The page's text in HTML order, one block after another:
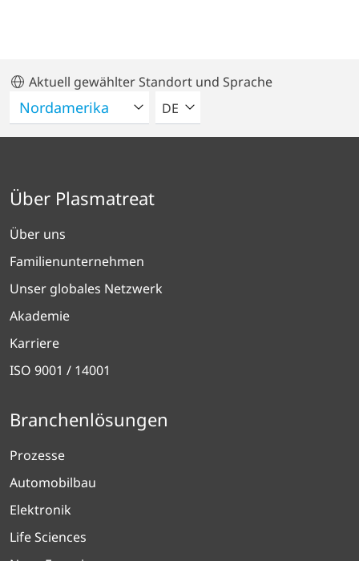
Aktuell gewählter Standort und Sprache
BITTE WÄHLEN SIE EINE
DE
Über Plasmatreat
Über uns
Familienunternehmen
Unser globales Netzwerk
Akademie
Karriere
ISO 9001 / 14001
Branchenlösungen
Prozesse
Automobilbau
Elektronik
Life Sciences